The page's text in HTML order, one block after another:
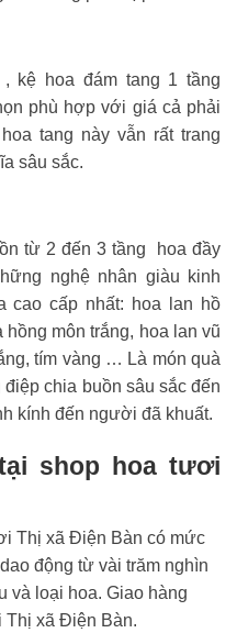
kệ hoa đám tang 1 tầng
phù hợp với giá cả phải
tang này vẫn rất trang
sâu sắc.
từ 2 đến 3 tầng hoa đầy
nghệ nhân giàu kinh
cao cấp nhất: hoa lan hồ
môn trắng, hoa lan vũ
tím vàng … Là món quà
chia buồn sâu sắc đến
kính đến người đã khuất.
shop hoa tươi
Thị xã Điện Bàn có mức
động từ vài trăm nghìn
và loại hoa. Giao hàng
Thị xã Điện Bàn.